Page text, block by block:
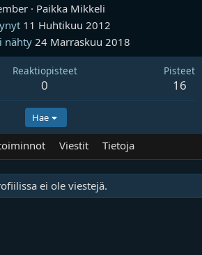
· Paikka Mikkeli
11 Huhtikuu 2012
nähty24 Marraskuu 2018
Reaktiopisteet
0
Pisteet
16
Hae
Viestit Tietoja
ei ole viestejä.